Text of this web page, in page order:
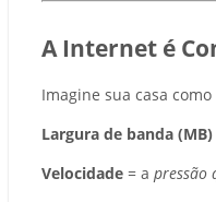
A Internet é
Imagine sua casa como
Largura de banda (MB)
Velocidade = a pressão